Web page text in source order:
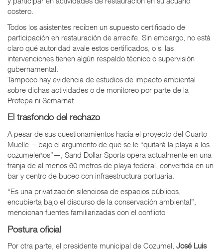
costero.
Todos los asistentes reciben un supuesto certificado de
participación en restauración de arrecife. Sin embargo, no está
claro qué autoridad avale estos certificados, o si las
intervenciones tienen algún respaldo técnico o supervisión
gubernamental.
Tampoco hay evidencia de estudios de impacto ambiental
sobre dichas actividades o de monitoreo por parte de la
Profepa ni Semarnat.
El trasfondo del rechazo
A pesar de sus cuestionamientos hacia el proyecto del Cuarto
Muelle —bajo el argumento de que se le “quitará la playa a los
cozumeleños”—, Sand Dollar Sports opera actualmente en una
franja de al menos 60 metros de playa federal, convertida en un
bar y centro de buceo con infraestructura portuaria.
“Es una privatización silenciosa de espacios públicos,
encubierta bajo el discurso de la conservación ambiental”,
mencionan fuentes familiarizadas con el conflicto
Postura oficial
Por otra parte, el presidente municipal de Cozumel, José Luis